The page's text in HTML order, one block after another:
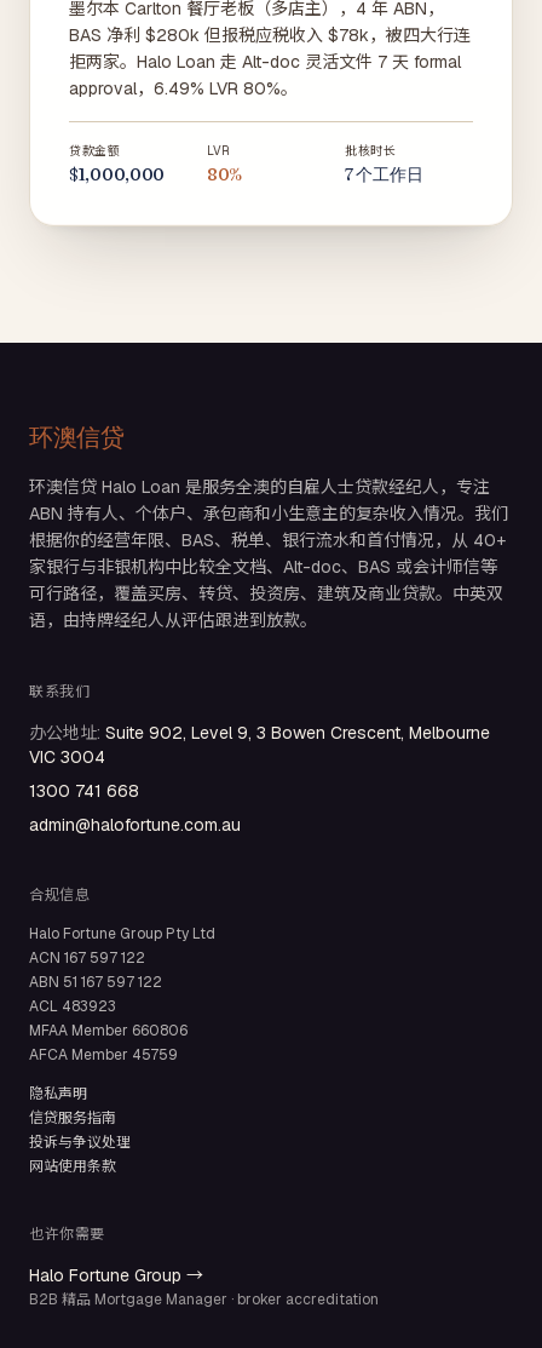
墨尔本 Carlton 餐厅老板（多店主），4 年 ABN，
BAS 净利 $280k 但报税应税收入 $78k，被四大行连
拒两家。Halo Loan 走 Alt-doc 灵活文件 7 天 formal
approval，6.49% LVR 80%。
贷款金额
$1,000,000
LVR
80%
批核时长
7 个工作日
环澳信贷
环澳信贷 Halo Loan 是服务全澳的自雇人士贷款经纪人，专注
ABN 持有人、个体户、承包商和小生意主的复杂收入情况。我们
根据你的经营年限、BAS、税单、银行流水和首付情况，从 40+
家银行与非银机构中比较全文档、Alt-doc、BAS 或会计师信等
可行路径，覆盖买房、转贷、投资房、建筑及商业贷款。中英双
语，由持牌经纪人从评估跟进到放款。
联系我们
办公地址: Suite 902, Level 9, 3 Bowen Crescent, Melbourne
VIC 3004
1300 741 668
admin@halofortune.com.au
合规信息
Halo Fortune Group Pty Ltd
ACN 167 597 122
ABN 51 167 597 122
ACL 483923
MFAA Member 660806
AFCA Member 45759
隐私声明
信贷服务指南
投诉与争议处理
网站使用条款
也许你需要
Halo Fortune Group →
B2B 精品 Mortgage Manager · broker accreditation